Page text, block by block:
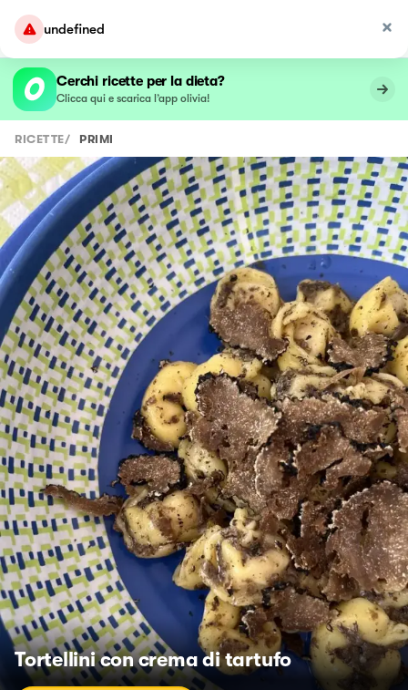
undefined
Cerchi ricette per la dieta?
Clicca qui e scarica l’app olivia!
RICETTE/ PRIMI
Tortellini con crema di tartufo